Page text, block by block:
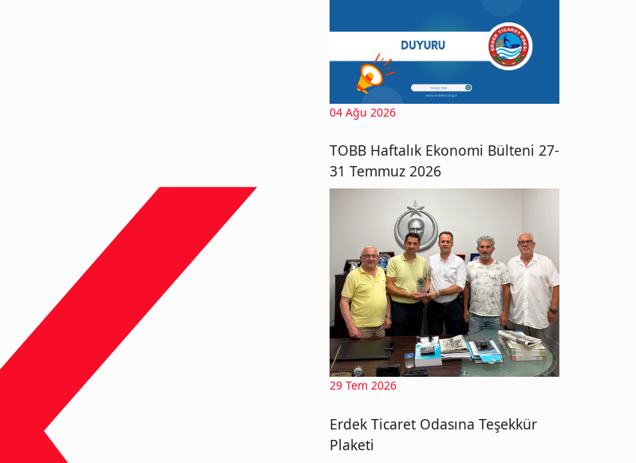
04 Ağu 2026
TOBB Haftalık Ekonomi Bülteni 27-
31 Temmuz 2026
29 Tem 2026
Erdek Ticaret Odasına Teşekkür
Plaketi